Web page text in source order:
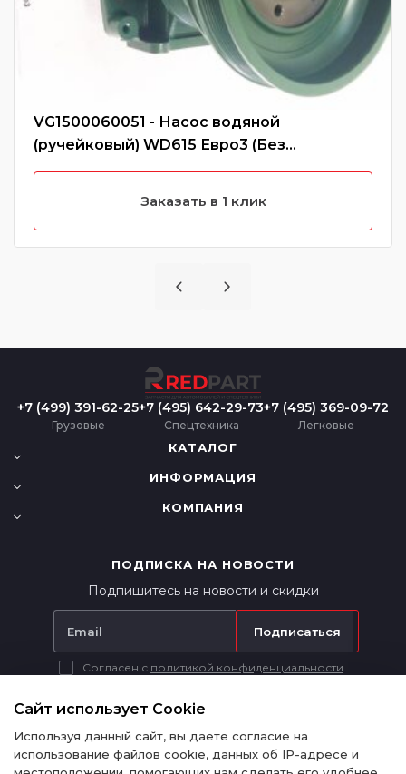
VG1500060051 - Насос водяной
(ручейковый) WD615 Евро3 (Без
характеристики)
Заказать в 1 клик
+7 (499) 391-62-25
Грузовые
+7 (495) 642-29-73
Спецтехника
+7 (495) 369-09-72
Легковые
КАТАЛОГ
ИНФОРМАЦИЯ
КОМПАНИЯ
ПОДПИСКА НА НОВОСТИ
Подпишитесь на новости и скидки
Подписаться
Согласен с политикой конфиденциальности
информационный характер и ни при каких условиях не является
публичной офертой в соответствии с п. 2 ст. 437 ГК РФ.
Сайт использует Cookie
Используя данный сайт, вы даете согласие на
использование файлов cookie, данных об IP-адресе и